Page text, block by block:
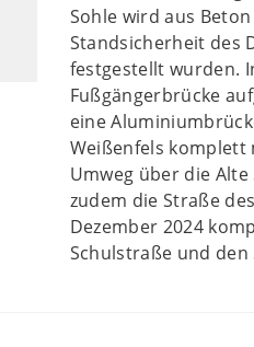
Sohle wird aus
Standsicherheit des
festgestellt wurden.
Fußgängerbrücke
eine
Weißenfels komplett
Umweg über die
zudem die Straße
Dezember 2024
Schulstraße und den